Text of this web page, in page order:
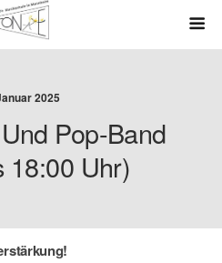
2025
Pop-Band
Uhr)